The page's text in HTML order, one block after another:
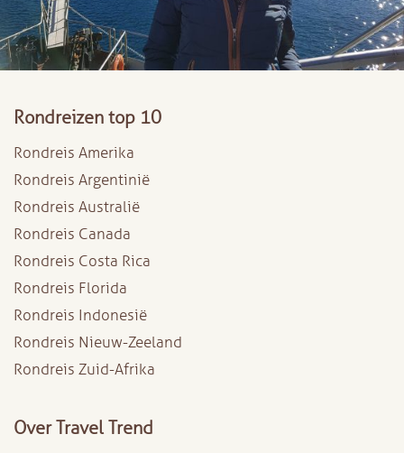
Rondreizen top 10
Rondreis Amerika
Rondreis Argentinië
Rondreis Australië
Rondreis Canada
Rondreis Costa Rica
Rondreis Florida
Rondreis Indonesië
Rondreis Nieuw-Zeeland
Rondreis Zuid-Afrika
Over Travel Trend